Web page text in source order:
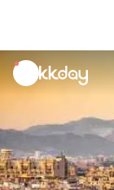
unread
notifications